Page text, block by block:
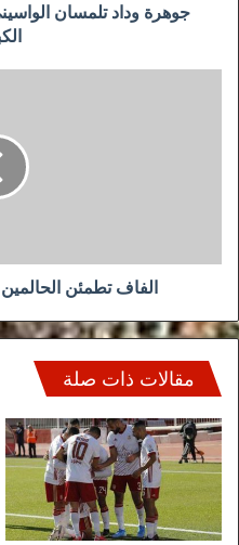
جوهرة وداد تلمسان
الفاف تطمئن
مقالات ذات صلة